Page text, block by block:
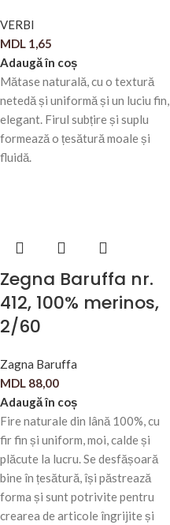
VERBI
MDL 1,65
Adaugă în coș
Mătase naturală, cu o textură
netedă și uniformă și un luciu fin,
elegant. Firul subțire și suplu
formează o țesătură moale și
fluidă.
Zegna Baruffa nr.
412, 100% merinos,
2/60
Zagna Baruffa
MDL 88,00
Adaugă în coș
Fire naturale din lână 100%, cu
fir fin și uniform, moi, calde și
plăcute la lucru. Se desfășoară
bine în țesătură, își păstrează
forma și sunt potrivite pentru
crearea de articole îngrijite și